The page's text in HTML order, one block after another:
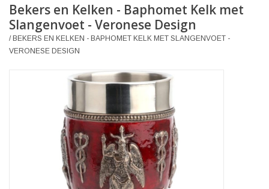
Merchandise
Retro Vintage
Gothic Steampunk
Veronese Design
Giftware & Lifestyle &
Bekers en Kelken - Baphomet Kelk met
Slangenvoet - Veronese Design
/BEKERS EN KELKEN - BAPHOMET KELK MET SLANGENVOET -
VERONESE DESIGN